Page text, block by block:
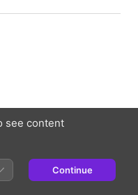
see content
Continue